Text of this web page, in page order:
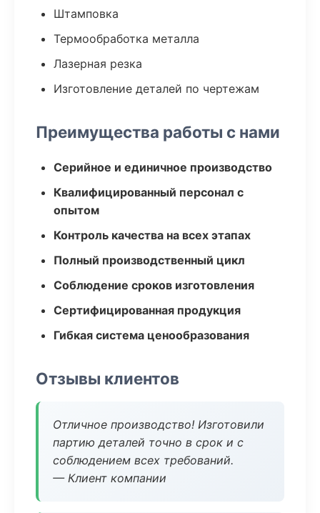
Штамповка
Термообработка металла
Лазерная резка
Изготовление деталей по чертежам
Преимущества работы с нами
Серийное и единичное производство
Квалифицированный персонал с
опытом
Контроль качества на всех этапах
Полный производственный цикл
Соблюдение сроков изготовления
Сертифицированная продукция
Гибкая система ценообразования
Отзывы клиентов
Отличное производство! Изготовили
партию деталей точно в срок и с
соблюдением всех требований.
— Клиент компании